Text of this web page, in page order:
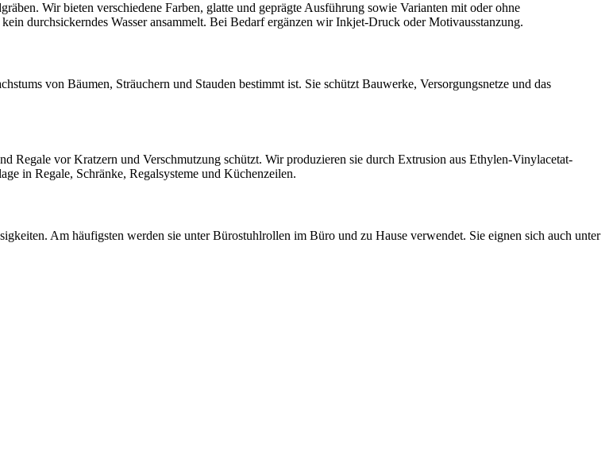
Wir bieten verschiedene Farben, glatte und geprägte Ausführung sowie Varianten mit oder ohne
durchsickerndes Wasser ansammelt. Bei Bedarf ergänzen wir Inkjet-Druck oder Motivausstanzung.
von Bäumen, Sträuchern und Stauden bestimmt ist. Sie schützt Bauwerke, Versorgungsnetze und das
Regale vor Kratzern und Verschmutzung schützt. Wir produzieren sie durch Extrusion aus Ethylen-Vinylacetat-
in Regale, Schränke, Regalsysteme und Küchenzeilen.
Am häufigsten werden sie unter Bürostuhlrollen im Büro und zu Hause verwendet. Sie eignen sich auch unter